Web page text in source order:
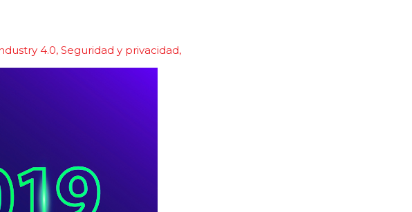
4.0 Seguridad y privacidad